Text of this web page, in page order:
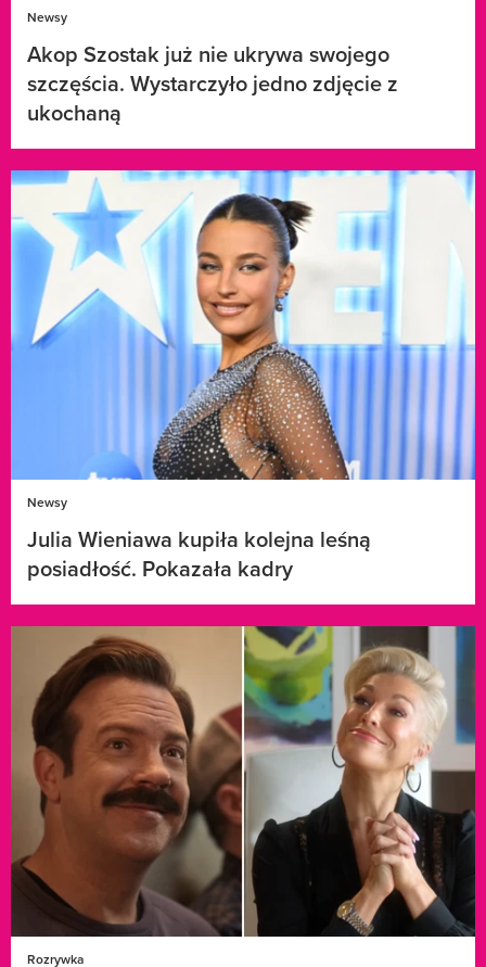
Newsy
Akop Szostak już nie ukrywa swojego
szczęścia. Wystarczyło jedno zdjęcie z
ukochaną
Newsy
Julia Wieniawa kupiła kolejna leśną
posiadłość. Pokazała kadry
Rozrywka